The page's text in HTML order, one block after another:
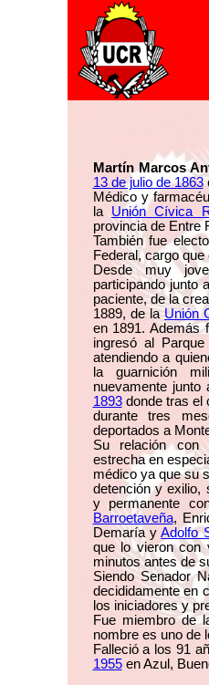
Martín Marcos
13 de julio de 1863
Médico y
la Unión Cívica
provincia de Entre
También fue
Federal, cargo
Desde muy
participando junto
paciente, de la
1889, de laUnión
en 1891. Además
ingresó al
atendiendo a
la guarnición
nuevamente
1893donde tras el
durante tres
deportados a
Su relación con
estrecha en
médico ya que su
detención y exilio,
y permanente
Barroetaveña,
Demaría yAdolfo
que lo vieron con
minutos antes de
Siendo Senador
decididamente en
los iniciadores y
Fue miembro de
nombre es uno de
Falleció a los 91
1955en Azul,